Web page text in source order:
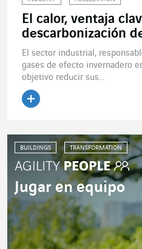
El calor, ventaja
descarbonización
El sector industrial,
gases de efecto invernadero
objetivo reducir sus...
BUILDINGS TRANSFORMATION
Jugar en equipo